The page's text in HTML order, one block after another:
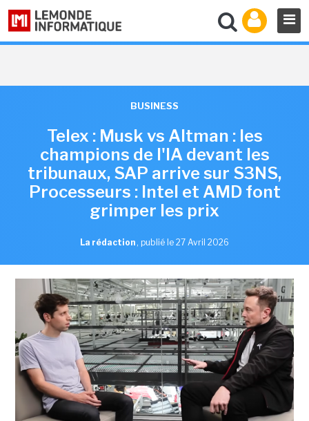
BUSINESS
Telex : Musk vs Altman : les
champions de l'IA devant les
tribunaux, SAP arrive sur S3NS,
Processeurs : Intel et AMD font
grimper les prix
La rédaction , publié le 27 Avril 2026